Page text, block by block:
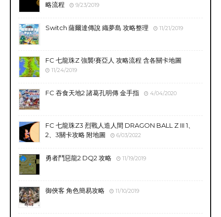
略流程
9/23/2019
Switch 薩爾達傳說 織夢島 攻略整理 11/21/2019
FC 七龍珠Z 強襲!賽亞人 攻略流程 含各關卡地圖
11/24/2019
FC 吞食天地2 諸葛孔明傳 金手指 4/04/2020
FC 七龍珠Z3 烈戰人造人間 DRAGON BALL Z III 1、
2、3關卡攻略 附地圖
6/03/2022
勇者鬥惡龍2 DQ2 攻略 11/19/2019
御俠客 角色簡易攻略 11/10/2019